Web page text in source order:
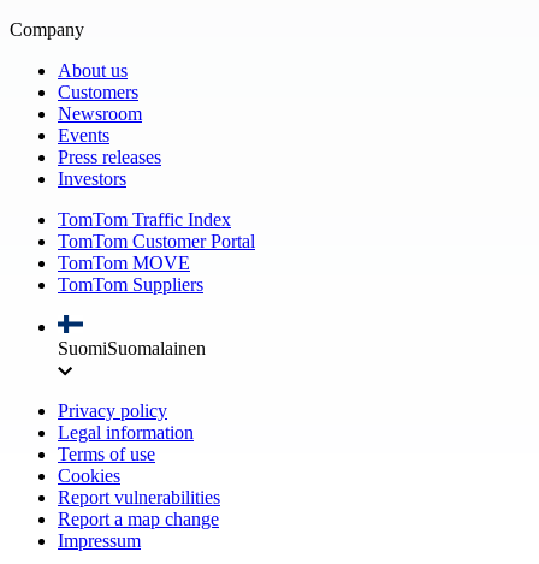
Company
About us
Customers
Newsroom
Events
Press releases
Investors
TomTom Traffic Index
TomTom Customer Portal
TomTom MOVE
TomTom Suppliers
SuomiSuomalainen
Privacy policy
Legal information
Terms of use
Cookies
Report vulnerabilities
Report a map change
Impressum